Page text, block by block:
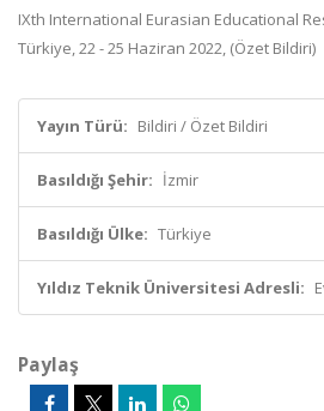
IXth International Eurasian Educational
Türkiye, 22 - 25 Haziran 2022, (Özet Bildiri)
Yayın Türü: Bildiri / Özet Bildiri
Basıldığı Şehir: İzmir
Basıldığı Ülke: Türkiye
Yıldız Teknik Üniversitesi Adresli:
Paylaş